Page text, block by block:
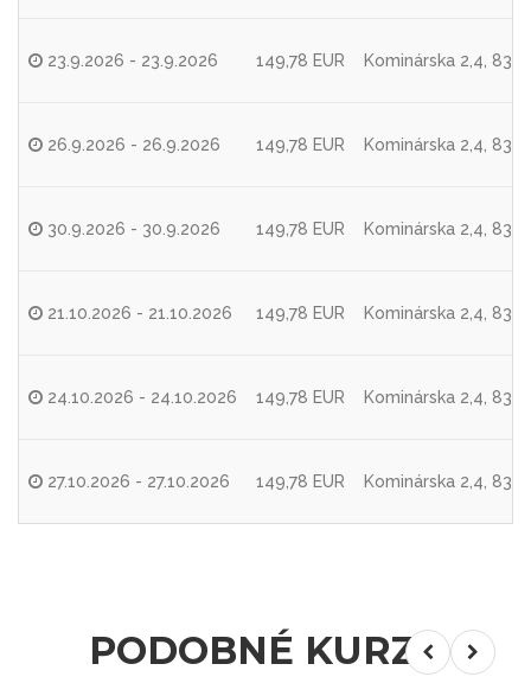
23.9.2026 - 23.9.2026 149,78 EUR Kominárska 2,4,
26.9.2026 - 26.9.2026 149,78 EUR Kominárska 2,4,
30.9.2026 - 30.9.2026 149,78 EUR Kominárska 2,4,
21.10.2026 - 21.10.2026 149,78 EUR Kominárska 2,4,
24.10.2026 - 24.10.2026 149,78 EUR Kominárska 2,4,
27.10.2026 - 27.10.2026 149,78 EUR Kominárska 2,4,
PODOBNÉ KURZY